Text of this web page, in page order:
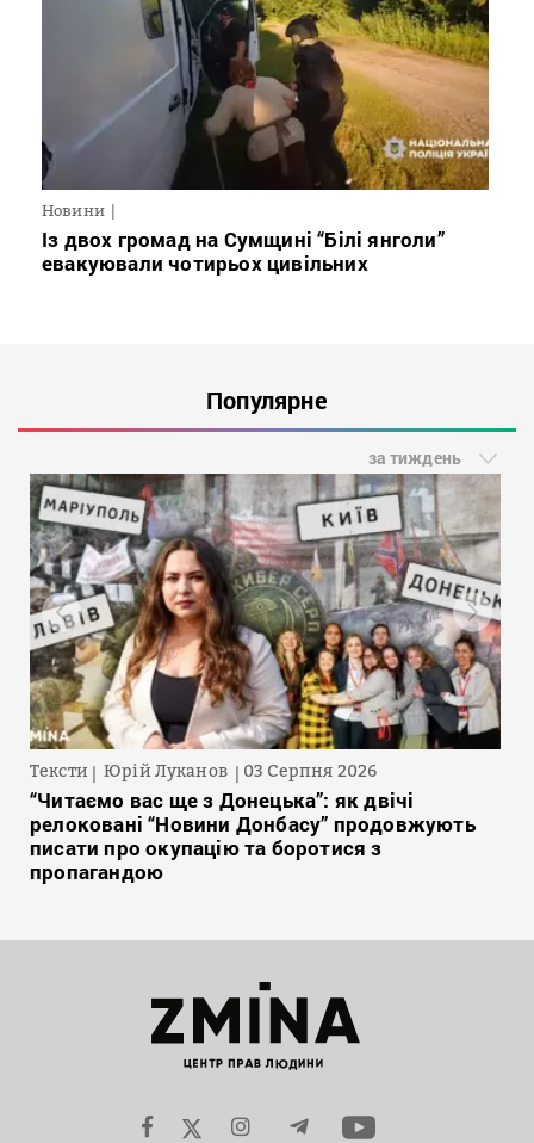
Новини
Із двох громад на Сумщині “Білі янголи”
евакуювали чотирьох цивільних
Популярне
за тиждень
Тексти Юрій Луканов 03 Серпня 2026
“Читаємо вас ще з Донецька”: як двічі
релоковані “Новини Донбасу” продовжують
писати про окупацію та боротися з
пропагандою